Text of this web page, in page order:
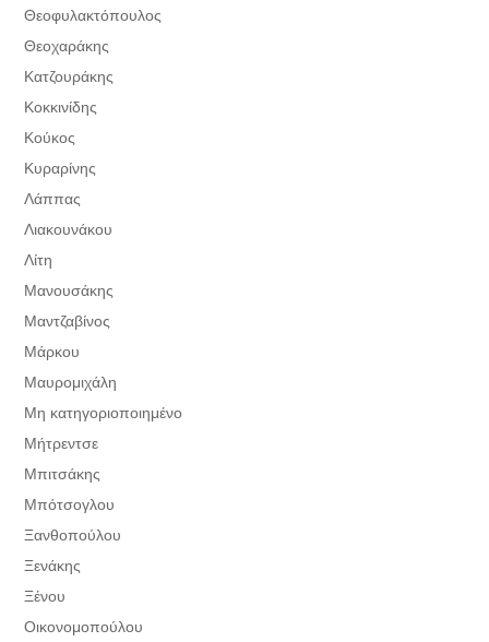
Θεοφυλακτόπουλος
Θεοχαράκης
Κατζουράκης
Κοκκινίδης
Κούκος
Κυραρίνης
Λάππας
Λιακουνάκου
Λίτη
Μανουσάκης
Μαντζαβίνος
Μάρκου
Μαυρομιχάλη
Μη κατηγοριοποιημένο
Μήτρεντσε
Μπιτσάκης
Μπότσογλου
Ξανθοπούλου
Ξενάκης
Ξένου
Οικονομοπούλου